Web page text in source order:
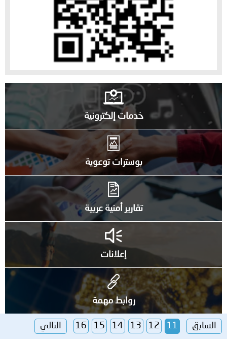
خدمات إلكترونية
بوسترات توعوية
تقارير أمنية عربية
إعلانات
روابط مهمة
السابق 11
12
13
14
15
16 التالي